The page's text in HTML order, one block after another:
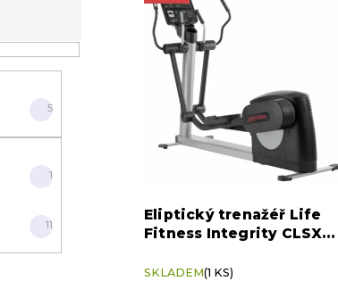
5
1
11
d
u
k
t
Eliptický trenažéř Life
Fitness Integrity CLSXH -
SKLADEM(1 KS)